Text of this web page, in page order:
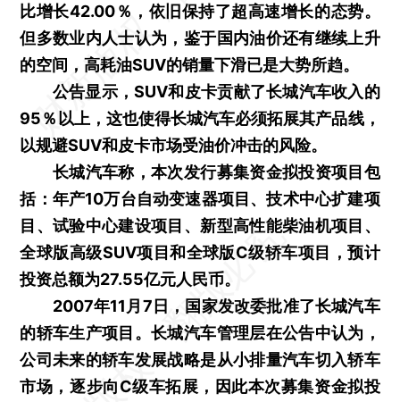
比增长42.00％，依旧保持了超高速增长的态势。
但多数业内人士认为，鉴于国内油价还有继续上升
的空间，高耗油SUV的销量下滑已是大势所趋。
公告显示，SUV和皮卡贡献了长城汽车收入的
95％以上，这也使得长城汽车必须拓展其产品线，
以规避SUV和皮卡市场受油价冲击的风险。
长城汽车称，本次发行募集资金拟投资项目包
括：年产10万台自动变速器项目、技术中心扩建项
目、试验中心建设项目、新型高性能柴油机项目、
全球版高级SUV项目和全球版C级轿车项目，预计
投资总额为27.55亿元人民币。
2007年11月7日，国家发改委批准了长城汽车
的轿车生产项目。长城汽车管理层在公告中认为，
公司未来的轿车发展战略是从小排量汽车切入轿车
市场，逐步向C级车拓展，因此本次募集资金拟投